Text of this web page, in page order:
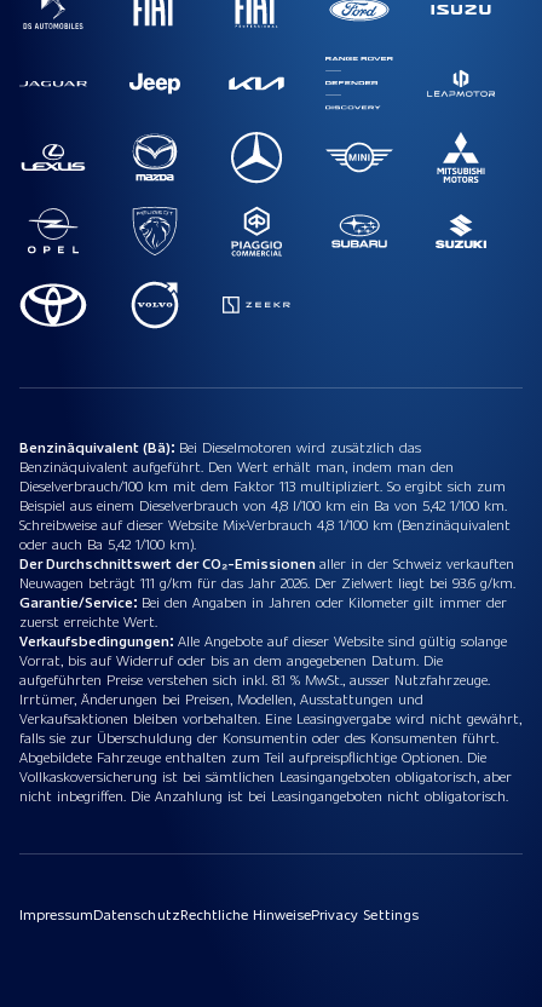
Benzinäquivalent (Bä): Bei Dieselmotoren wird zusätzlich das
Benzinäquivalent aufgeführt. Den Wert erhält man, indem man den
Dieselverbrauch/100 km mit dem Faktor 113 multipliziert. So ergibt sich zum
Beispiel aus einem Dieselverbrauch von 4,8 l/100 km ein Ba von 5,42 1/100 km.
Schreibweise auf dieser Website Mix-Verbrauch 4,8 1/100 km (Benzinäquivalent
oder auch Ba 5,42 1/100 km).
Der Durchschnittswert der CO₂-Emissionenaller in der Schweiz verkauften
Neuwagen beträgt 111 g/km für das Jahr 2026. Der Zielwert liegt bei 93.6 g/km.
Garantie/Service: Bei den Angaben in Jahren oder Kilometer gilt immer der
zuerst erreichte Wert.
Verkaufsbedingungen: Alle Angebote auf dieser Website sind gültig solange
Vorrat, bis auf Widerruf oder bis an dem angegebenen Datum. Die
aufgeführten Preise verstehen sich inkl. 8.1 % MwSt., ausser Nutzfahrzeuge.
Irrtümer, Änderungen bei Preisen, Modellen, Ausstattungen und
Verkaufsaktionen bleiben vorbehalten. Eine Leasingvergabe wird nicht gewährt,
falls sie zur Überschuldung der Konsumentin oder des Konsumenten führt.
Abgebildete Fahrzeuge enthalten zum Teil aufpreispflichtige Optionen. Die
Vollkaskoversicherung ist bei sämtlichen Leasingangeboten obligatorisch, aber
nicht inbegriffen. Die Anzahlung ist bei Leasingangeboten nicht obligatorisch.
ImpressumDatenschutzRechtliche HinweisePrivacy Settings